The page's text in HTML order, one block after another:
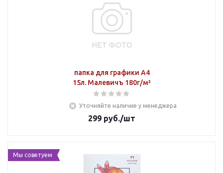
папка для графики А4
15л. Малевичъ 180г/м²
Уточняйте наличие у менеджера
299 руб./шт
Мы советуем